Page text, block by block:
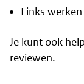
Links werken
Je kunt ook
reviewen.